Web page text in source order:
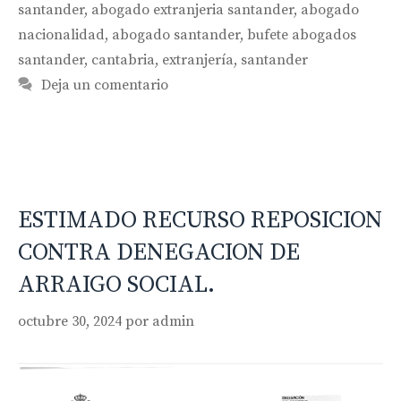
santander, abogado extranjeria santander, abogado
nacionalidad, abogado santander, bufete abogados
santander, cantabria, extranjería, santander
Deja un comentario
ESTIMADO RECURSO REPOSICION
CONTRA DENEGACION DE
ARRAIGO SOCIAL.
octubre 30, 2024 por admin